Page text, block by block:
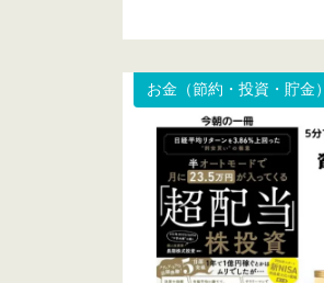
お金（節約・投資・貯金）